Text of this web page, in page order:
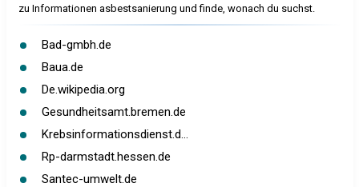
zu Informationen asbestsanierung und finde, wonach du suchst.
Bad-gmbh.de
Baua.de
De.wikipedia.org
Gesundheitsamt.bremen.de
Krebsinformationsdienst.d...
Rp-darmstadt.hessen.de
Santec-umwelt.de